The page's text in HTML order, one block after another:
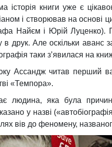
історія книги уже є
і створював на основі
Найєм і Юрій
в друк. Але оскільки аванс
таки з’явилася на
Ассандж читав перший
«Темпора».
людина, яка була
у назві
вів до феномену,